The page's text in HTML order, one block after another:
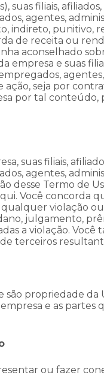
suas filiais,
agentes,
indireto, punitivo,
de receita ou
aconselhado
empresa e suas
seja por
por tal
suas filiais,
agentes,
desse Termo de
Você concorda
violação
julgamento,
a violação. Você
terceiros
são propriedade
e as
ou fazer